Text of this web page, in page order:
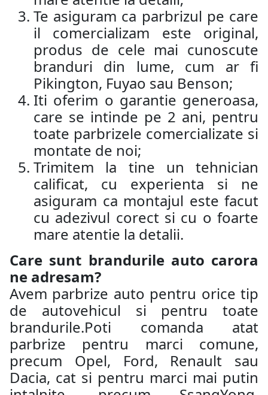
Te asiguram ca parbrizul pe care
il comercializam este original,
produs de cele mai cunoscute
branduri din lume, cum ar fi
Pikington, Fuyao sau Benson;
Iti oferim o garantie generoasa,
care se intinde pe 2 ani, pentru
toate parbrizele comercializate si
montate de noi;
Trimitem la tine un tehnician
calificat, cu experienta si ne
asiguram ca montajul este facut
cu adezivul corect si cu o foarte
mare atentie la detalii.
Care sunt brandurile auto carora
ne adresam?
Avem parbrize auto pentru orice tip
de autovehicul si pentru toate
brandurile.Poti comanda atat
parbrize pentru marci comune,
precum Opel, Ford, Renault sau
Dacia, cat si pentru marci mai putin